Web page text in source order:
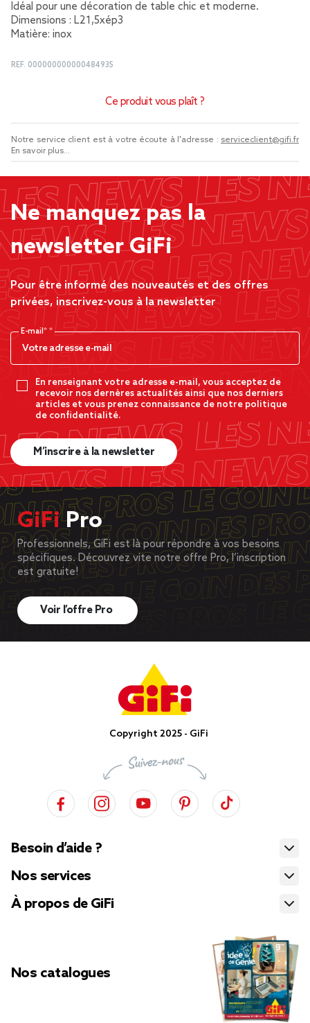
Idéal pour une décoration de table chic et moderne.
Dimensions : L21,5xép3
Matière: inox
REF. 000000000000484935
Ce produit vous plaît ?
Notre service client est à votre écoute à l'adresse : serviceclient@gifi.fr
En savoir plus...
Ne manquez pas la
newsletter GiFi
Pour être informé des nouveautés et des offres
privées, inscrivez-vous à la newsletter
E-mail*
En renseignant votre adresse e-mail, vous acceptez de
recevoir nos dernères actualités ainsi que nos derniers
articles et vous prenez connaissance de notre politique
de confidentialité.
M’inscrire à la newsletter
GiFiPro
Professionnels, GiFi est là pour répondre à vos besoins
spécifiques. Découvrez vite notre offre Pro, l’inscription
est gratuite!
Voir l’offre Pro
Copyright 2025 - GiFi
Besoin d’aide ?
Nos services
À propos de GiFi
Nos catalogues